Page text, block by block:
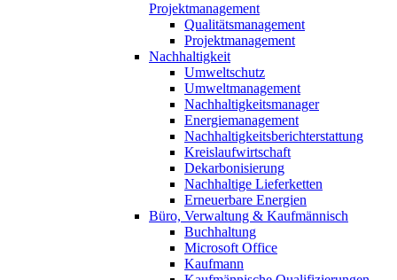
Projektmanagement
Qualitätsmanagement
Projektmanagement
Nachhaltigkeit
Umweltschutz
Umweltmanagement
Nachhaltigkeitsmanager
Energiemanagement
Nachhaltigkeitsberichterstattung
Kreislaufwirtschaft
Dekarbonisierung
Nachhaltige Lieferketten
Erneuerbare Energien
Büro, Verwaltung & Kaufmännisch
Buchhaltung
Microsoft Office
Kaufmann